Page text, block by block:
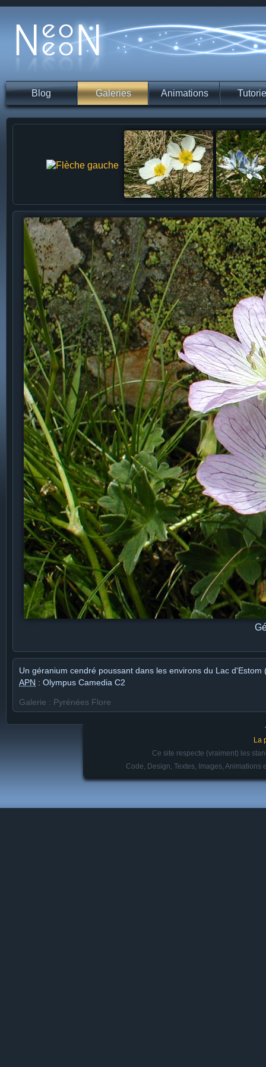
Blog Galeries Animations
Un géranium cendré poussant dans les environs du Lac
APN : Olympus Camedia C2
Galerie : Pyrénées Flore
La
Ce site respecte (vraiment) les
Code, Design, Textes, Images,